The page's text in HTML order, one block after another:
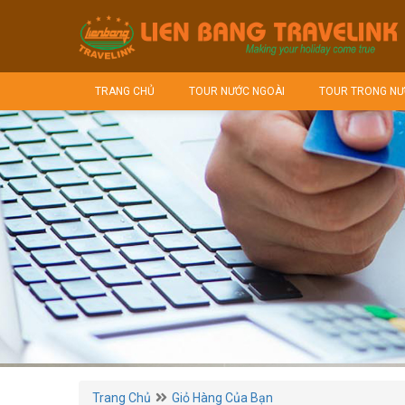
TRANG CHỦ TOUR NƯỚC NGOÀI TOUR TRONG
Trang Chủ Giỏ Hàng Của Bạn